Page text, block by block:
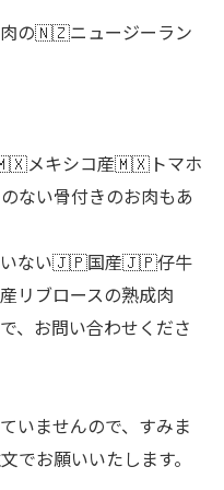
肉の🇳🇿ニュージーラン
メキシコ産🇲🇽トマホ
ない骨付きのお肉もあ
いない🇯🇵国産🇯🇵仔牛
リブロースの熟成肉
、お問い合わせくださ
いませんので、すみま
でお願いいたします。